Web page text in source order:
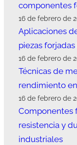
componentes
16 de febrero de
Aplicaciones
piezas
16 de febrero de
Técnicas de
rendimiento
16 de febrero de
Componentes
resistencia y
industriales